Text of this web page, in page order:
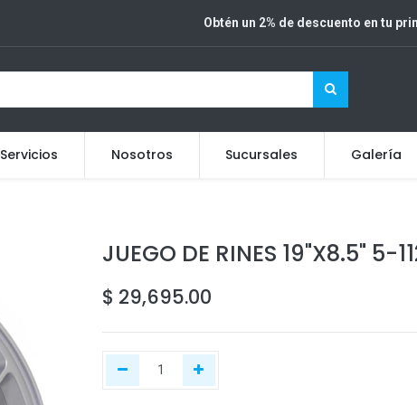
Obtén un 2% de descuento en tu
Servicios Nosotros Sucursales Galería
JUEGO DE RINES 19"X8.5" 5-
$ 29,695.00